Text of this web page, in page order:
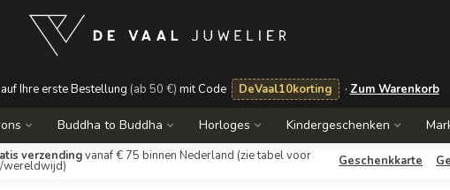
Ihre erste Bestellung (ab 50 €) mit Code DeVaal10korting · Zum Warenkorb
Buddha to Buddha Horloges Kindergeschenken
verzendingvanaf € 75 binnen Nederland (zie tabel voor
wereldwijd) Geschenkkarte